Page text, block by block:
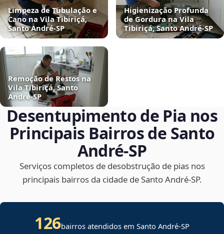
Limpeza de Tubulação e
Cano na Vila Tibiriçá,
Santo André‑SP
Higienização Profunda
de Gordura na Vila
Tibiriçá, Santo André‑SP
Remoção de Restos na
Vila Tibiriçá, Santo
André‑SP
Desentupimento de Pia nos
Principais Bairros de Santo
André‑SP
Serviços completos de desobstrução de pias nos
principais bairros da cidade de Santo André‑SP.
126bairros atendidos em Santo André-SP